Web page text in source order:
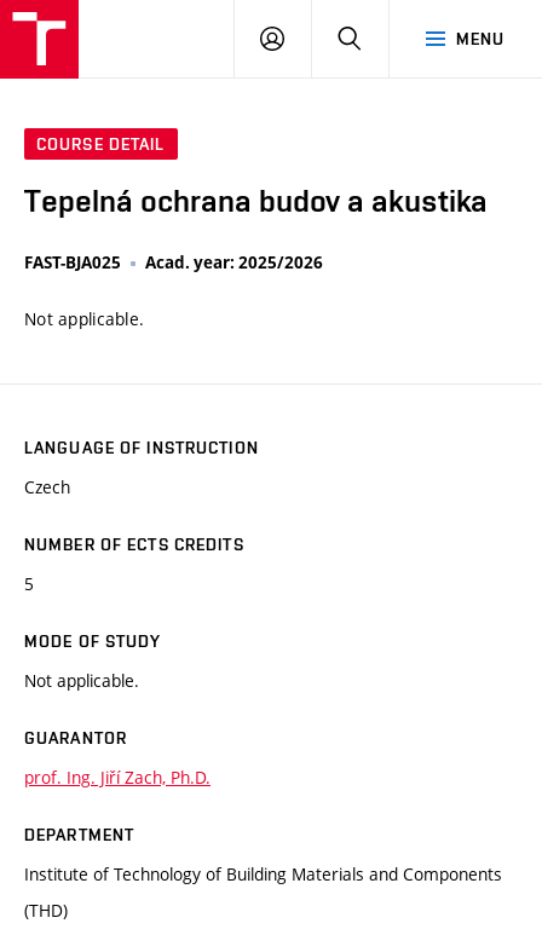
MENU
LOG
SEARCH
COURSE DETAIL
Tepelná ochrana budov a akustika
FAST-BJA025 Acad. year: 2025/2026
Not applicable.
LANGUAGE OF INSTRUCTION
Czech
NUMBER OF ECTS CREDITS
5
MODE OF STUDY
Not applicable.
GUARANTOR
prof. Ing. Jiří Zach, Ph.D.
DEPARTMENT
Institute of Technology of Building Materials and Components
(THD)